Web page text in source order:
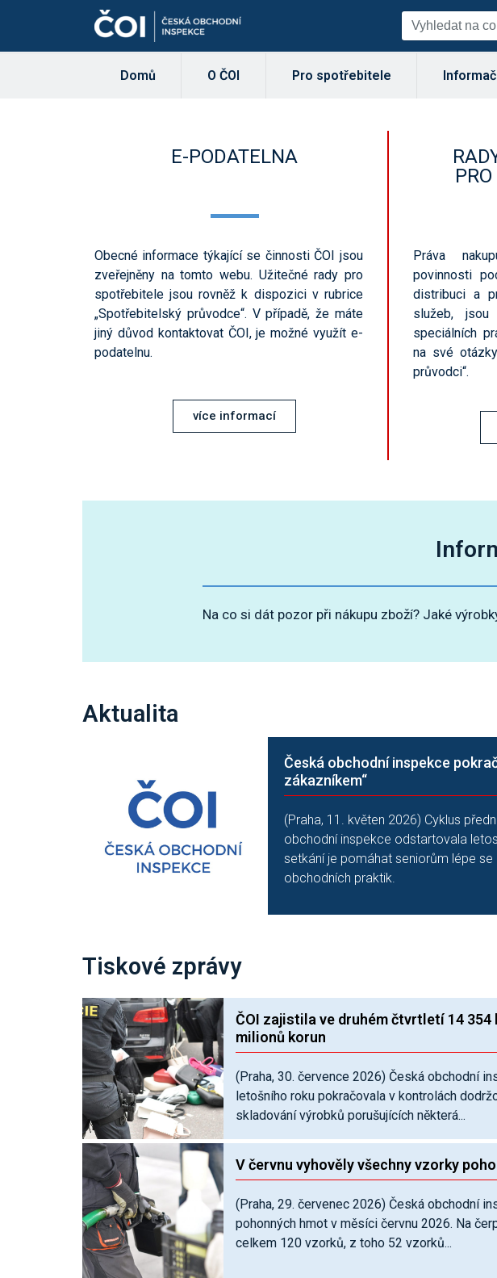
Domů O ČOI Pro spotřebitele
E-PODATELNA
Obecné informace týkající se činnosti ČOI jsou
zveřejněny na tomto webu. Užitečné rady pro
spotřebitele jsou rovněž k dispozici v rubrice
„Spotřebitelský průvodce“. V případě, že máte
jiný důvod kontaktovat ČOI, je možné využít e-
podatelnu.
více informací
Práva
povinnosti
distribuci a
služeb,
speciálních
na své
průvodci“.
Na co si dát pozor při nákupu zboží? Jaké
Aktualita
Česká obchodní inspekce
zákazníkem“
(Praha, 11. květen 2026) Cyklus
obchodní inspekce odstartovala
setkání je pomáhat seniorům lépe
obchodních praktik.
Tiskové zprávy
ČOI zajistila ve druhém čtvrtletí 14 354
milionů korun
(Praha, 30. července 2026) Česká obchodní
letošního roku pokračovala v kontrolách
skladování výrobků porušujících některá...
V červnu vyhověly všechny vzorky
(Praha, 29. červenec 2026) Česká obchodní
pohonných hmot v měsíci červnu 2026. Na
celkem 120 vzorků, z toho 52 vzorků...